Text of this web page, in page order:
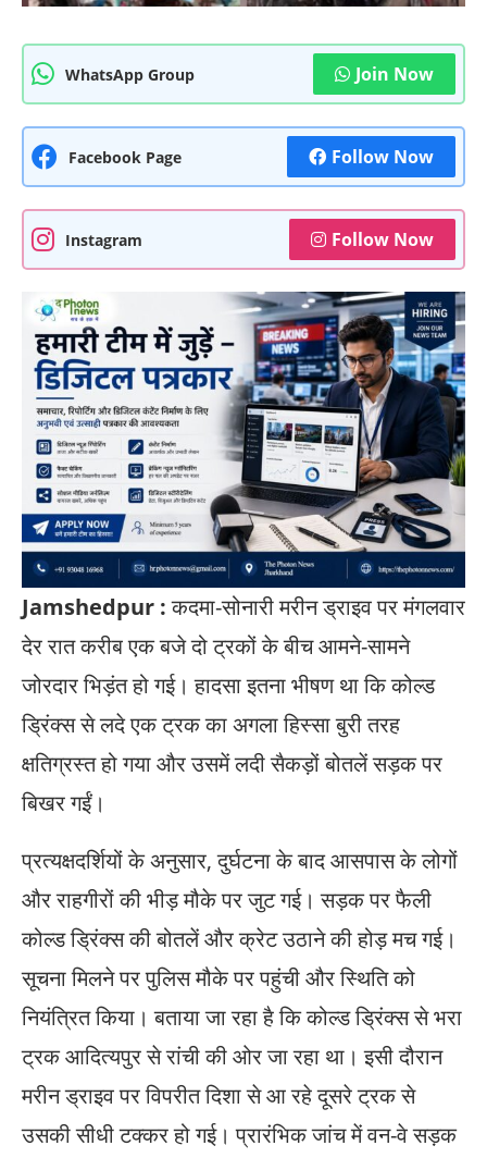
WhatsApp Group Join Now
Facebook Page Follow Now
Instagram Follow Now
Jamshedpur :कदमा-सोनारी मरीन ड्राइव पर मंगलवार
देर रात करीब एक बजे दो ट्रकों के बीच आमने-सामने
जोरदार भिड़ंत हो गई। हादसा इतना भीषण था कि कोल्ड
ड्रिंक्स से लदे एक ट्रक का अगला हिस्सा बुरी तरह
क्षतिग्रस्त हो गया और उसमें लदी सैकड़ों बोतलें सड़क पर
बिखर गईं।
प्रत्यक्षदर्शियों के अनुसार, दुर्घटना के बाद आसपास के लोगों
और राहगीरों की भीड़ मौके पर जुट गई। सड़क पर फैली
कोल्ड ड्रिंक्स की बोतलें और क्रेट उठाने की होड़ मच गई।
सूचना मिलने पर पुलिस मौके पर पहुंची और स्थिति को
नियंत्रित किया। बताया जा रहा है कि कोल्ड ड्रिंक्स से भरा
ट्रक आदित्यपुर से रांची की ओर जा रहा था। इसी दौरान
मरीन ड्राइव पर विपरीत दिशा से आ रहे दूसरे ट्रक से
उसकी सीधी टक्कर हो गई। प्रारंभिक जांच में वन-वे सड़क